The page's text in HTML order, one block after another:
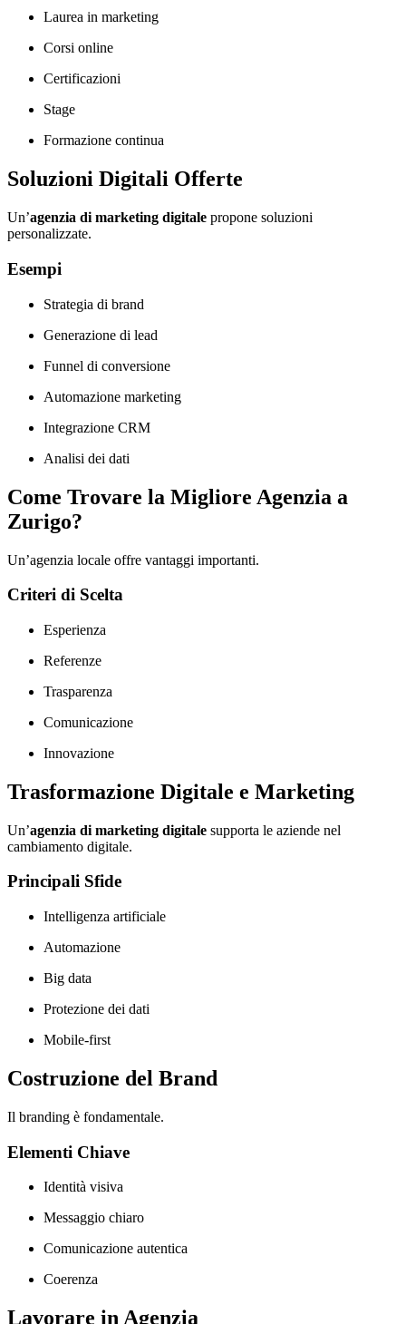
Laurea in marketing
Corsi online
Certificazioni
Stage
Formazione continua
Soluzioni Digitali Offerte
Un’agenzia di marketing digitale propone soluzioni
personalizzate.
Esempi
Strategia di brand
Generazione di lead
Funnel di conversione
Automazione marketing
Integrazione CRM
Analisi dei dati
Come Trovare la Migliore Agenzia a
Zurigo?
Un’agenzia locale offre vantaggi importanti.
Criteri di Scelta
Esperienza
Referenze
Trasparenza
Comunicazione
Innovazione
Trasformazione Digitale e Marketing
Un’agenzia di marketing digitale supporta le aziende nel
cambiamento digitale.
Principali Sfide
Intelligenza artificiale
Automazione
Big data
Protezione dei dati
Mobile-first
Costruzione del Brand
Il branding è fondamentale.
Elementi Chiave
Identità visiva
Messaggio chiaro
Comunicazione autentica
Coerenza
Lavorare in Agenzia